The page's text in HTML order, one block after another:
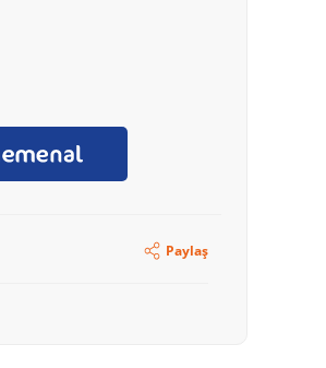
Paylaş